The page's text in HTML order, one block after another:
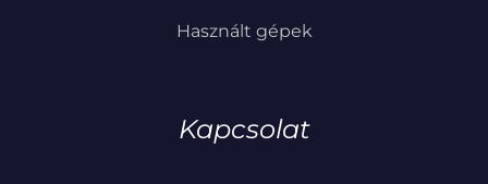
Használt gépek
Kapcsolat